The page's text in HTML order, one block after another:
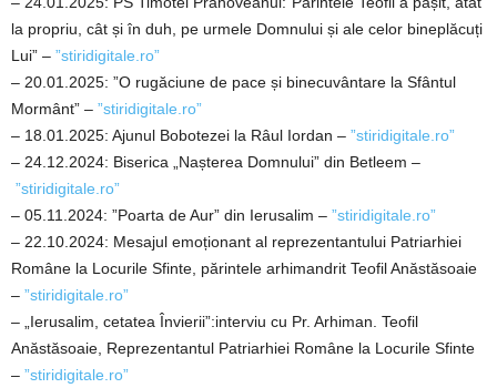
la propriu, cât și în duh, pe urmele Domnului și ale celor bineplăcuți
Lui” – ”stiridigitale.ro”
– 20.01.2025: ”O rugăciune de pace și binecuvântare la Sfântul
Mormânt” – ”stiridigitale.ro”
– 18.01.2025: Ajunul Bobotezei la Râul Iordan – ”stiridigitale.ro”
– 24.12.2024: Biserica „Nașterea Domnului” din Betleem –
”stiridigitale.ro”
– 05.11.2024: ”Poarta de Aur” din Ierusalim – ”stiridigitale.ro”
– 22.10.2024: Mesajul emoționant al reprezentantului Patriarhiei
Române la Locurile Sfinte, părintele arhimandrit Teofil Anăstăsoaie
– ”stiridigitale.ro”
– „Ierusalim, cetatea Învierii”:interviu cu Pr. Arhiman. Teofil
Anăstăsoaie, Reprezentantul Patriarhiei Române la Locurile Sfinte
– ”stiridigitale.ro”